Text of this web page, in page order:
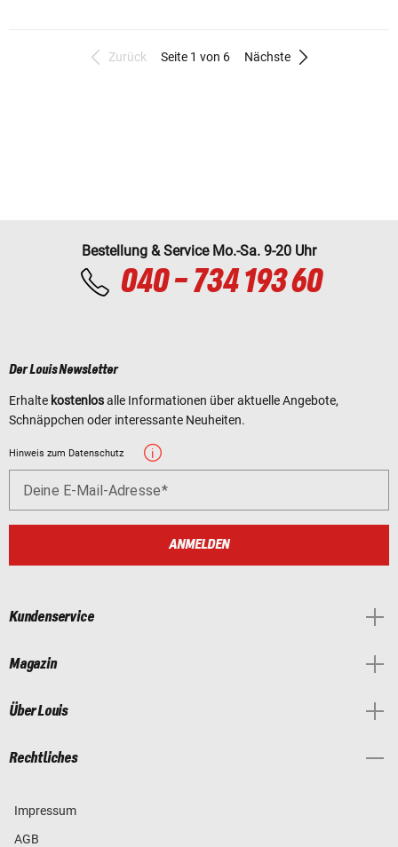
Zurück Seite 1 von 6 Nächste
Bestellung & Service Mo.-Sa. 9-20 Uhr
040 - 734 193 60
Der Louis Newsletter
Erhalte kostenlosalle Informationen über aktuelle Angebote,
Schnäppchen oder interessante Neuheiten.
Hinweis zum Datenschutz
Deine E-Mail-Adresse
ANMELDEN
Kundenservice
Magazin
Über Louis
Rechtliches
Impressum
AGB